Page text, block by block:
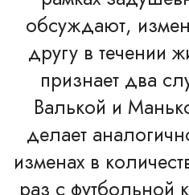
обсуждают,
другу в течении
признает два
Валькой и
делает
изменах в
раз с футбольной